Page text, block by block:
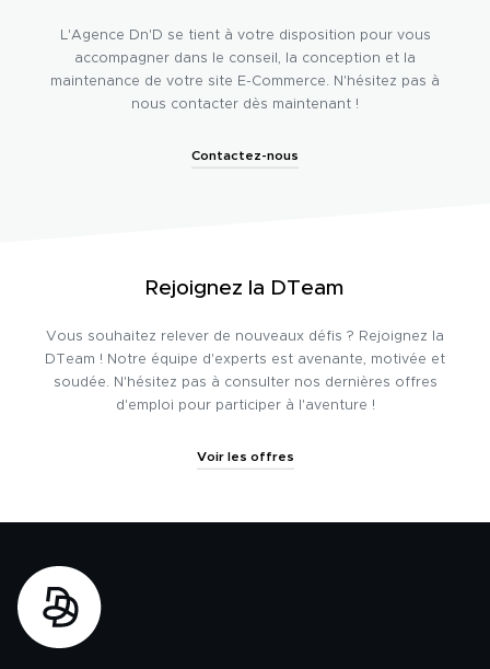
L'Agence Dn'D se tient à votre disposition pour vous
accompagner dans le conseil, la conception et la
maintenance de votre site E-Commerce. N'hésitez pas à
nous contacter dès maintenant !
Contactez-nous
Rejoignez la DTeam
Vous souhaitez relever de nouveaux défis ? Rejoignez la
DTeam ! Notre équipe d'experts est avenante, motivée et
soudée. N'hésitez pas à consulter nos dernières offres
d'emploi pour participer à l'aventure !
Voir les offres